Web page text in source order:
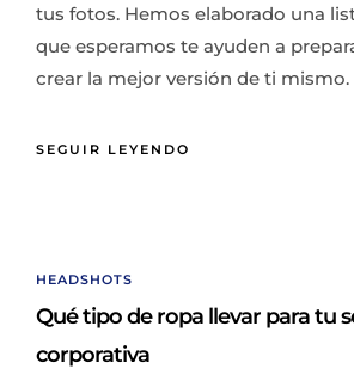
tus fotos. Hemos elaborado una
que esperamos te ayuden a
crear la mejor versión de ti mismo.
SEGUIR LEYENDO
HEADSHOTS
Qué tipo de ropa llevar para tu
corporativa